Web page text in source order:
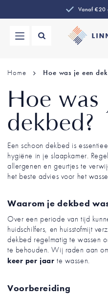
Vanaf €20
Home Hoe was je een
Hoe was
dekbed?
Een schoon dekbed is
hygiëne in je slaapkamer.
allergenen en geurtjes te
het beste advies voor het
Waarom je dekbed
Over een periode van tijd
huidschilfers, en huisstofmijt
dekbed regelmatig te wassen
te behouden. Wij raden aan
keer per jaar te wassen.
Voorbereiding